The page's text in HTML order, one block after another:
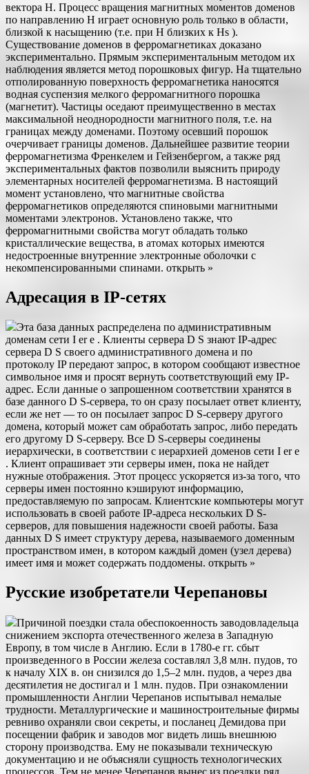
вектора H. Процесс вращения магнитных моментов доменов
по направлению H играет основную роль только в области,
близкой к насыщению (т.е. при H близких к Hs ).
Существование доменов в ферромагнетиках доказано
экспериментально. Прямым экспериментальным методом их
наблюдения является метод порошковых фигур. На тщательно
отполированную поверхность ферромагнетика наносятся
водная суспензия мелкого ферромагнитного порошка
(магнетит). Частицы оседают преимущественно в местах
максимальной неоднородности магнитного поля, т.е. на
границах между доменами. Поэтому осевший порошок
очерчивает границы доменов. Дальнейшее развитие теории
ферромагнетизма Френкелем и Гейзенбергом, а также ряд
экспериментальных фактов позволили выяснить природу
элементарных носителей ферромагнетизма. В настоящий
момент установлено, что магнитные свойства
ферромагнетиков определяются спиновыми магнитными
моментами электронов. Установлено также, что
ферромагнитными свойства могут обладать только
кристаллические вещества, в атомах которых имеются
недостроенные внутренние электронные оболочки с
некомпенсированными спинами. открыть »
Адресация в IP-сетях
Эта база данных распределена по административным
доменам сети I er e . Клиенты сервера D S знают IP-адрес
сервера D S своего административного домена и по
протоколу IP передают запрос, в котором сообщают известное
символьное имя и просят вернуть соответствующий ему IP-
адрес. Если данные о запрошенном соответствии хранятся в
базе данного D S-сервера, то он сразу посылает ответ клиенту,
если же нет — то он посылает запрос D S-серверу другого
домена, который может сам обработать запрос, либо передать
его другому D S-серверу. Все D S-серверы соединены
иерархически, в соответствии с иерархией доменов сети I er e
. Клиент опрашивает эти серверы имен, пока не найдет
нужные отображения. Этот процесс ускоряется из-за того, что
серверы имен постоянно кэшируют информацию,
предоставляемую по запросам. Клиентские компьютеры могут
использовать в своей работе IP-адреса нескольких D S-
серверов, для повышения надежности своей работы. База
данных D S имеет структуру дерева, называемого доменным
пространством имен, в котором каждый домен (узел дерева)
имеет имя и может содержать поддомены. открыть »
Русские изобретатели Черепановы
Причиной поездки стала обеспокоенность заводовладельца
снижением экспорта отечественного железа в Западную
Европу, в том числе в Англию. Если в 1780-е гг. сбыт
произведенного в России железа составлял 3,8 млн. пудов, то
к началу XIX в. он снизился до 1,5–2 млн. пудов, а через два
десятилетия не достигал и 1 млн. пудов. При ознакомлении
промышленности Англии Черепанов испытывал немалые
трудности. Металлургические и машиностроительные фирмы
ревниво охраняли свои секреты, и посланец Демидова при
посещении фабрик и заводов мог видеть лишь внешнюю
сторону производства. Ему не показывали техническую
документацию и не объясняли сущность технологических